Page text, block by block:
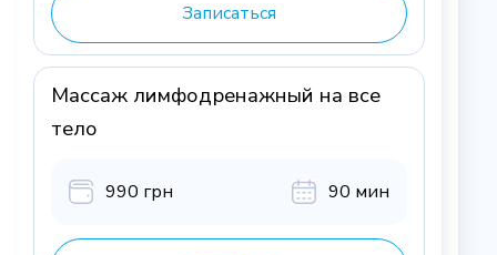
Записаться
Массаж лимфодренажный на все
тело
990 грн 90 мин